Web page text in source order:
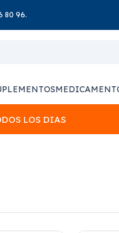
80 96.
LOS DIAS